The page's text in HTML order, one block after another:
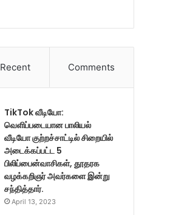
Recent Comments
TikTok வீடியோ:
வெளிப்படையான பாலியல்
வீடியோ குற்றச்சாட்டில் சிறையில்
அடைக்கப்பட்ட 5
பிலிப்பைன்வாசிகள், தூதரக
வழக்கறிஞர் அவர்களை இன்று
சந்தித்தார்.
April 13, 2023